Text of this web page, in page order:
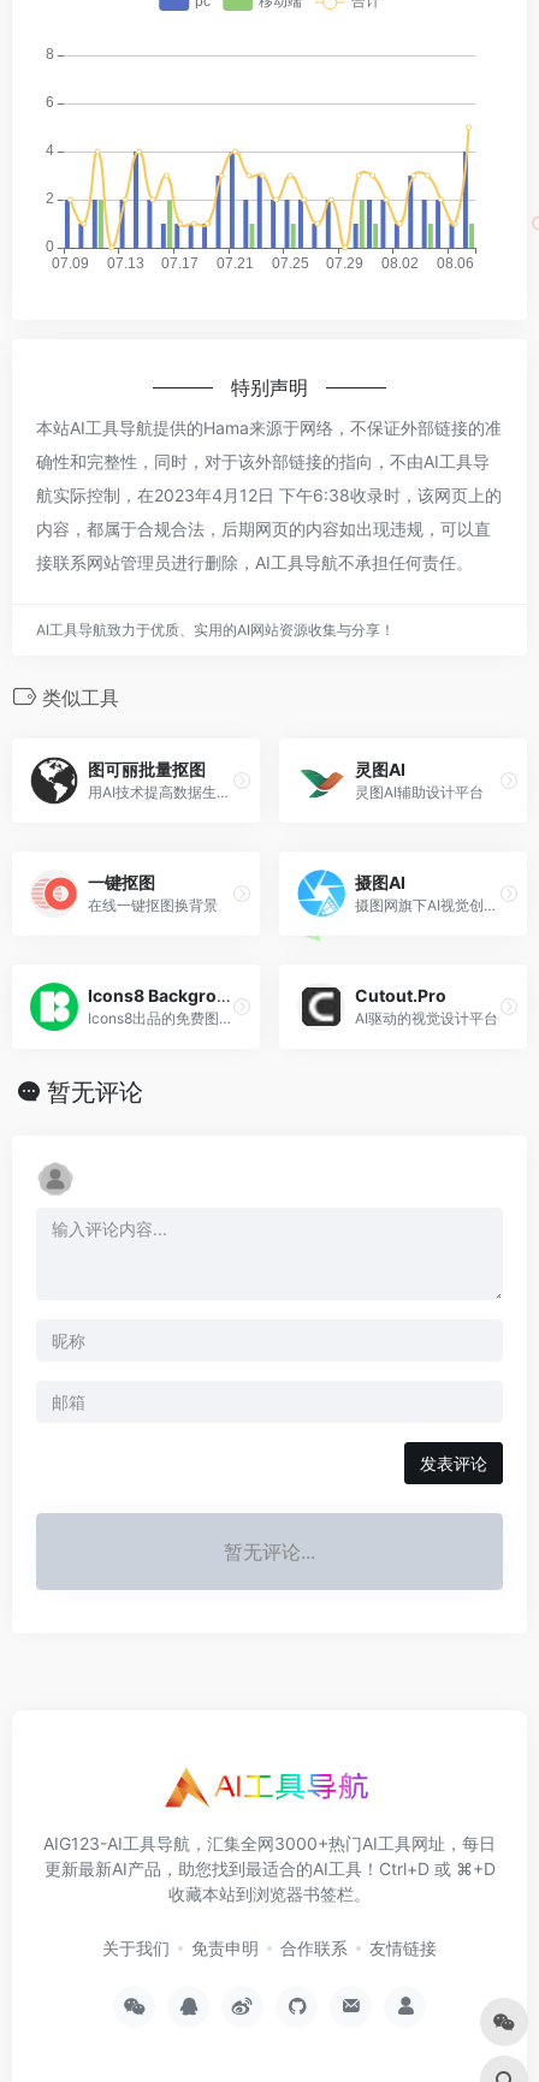
特别声明
本站AI工具导航提供的Hama来源于网络，不保证外部链接的准
确性和完整性，同时，对于该外部链接的指向，不由AI工具导
航实际控制，在2023年4月12日 下午6:38收录时，该网页上的
内容，都属于合规合法，后期网页的内容如出现违规，可以直
接联系网站管理员进行删除，AI工具导航不承担任何责任。
AI工具导航致力于优质、实用的AI网站资源收集与分享！
类似工具
图可丽批量抠图
用AI技术提高数据生产力，让美好事物更容易被发现
灵图AI
灵图AI辅助设计平台
一键抠图
在线一键抠图换背景
摄图AI
摄图网旗下AI视觉创作平台
Icons8 Background Remover
Icons8出品的免费图片背景移除工具
Cutout.Pro
AI驱动的视觉设计平台
暂无评论
发表评论
暂无评论...
AIG123-AI工具导航，汇集全网3000+热门AI工具网址，每日
更新最新AI产品，助您找到最适合的AI工具！Ctrl+D 或 ⌘+D
收藏本站到浏览器书签栏。
关于我们 免责申明 合作联系 友情链接